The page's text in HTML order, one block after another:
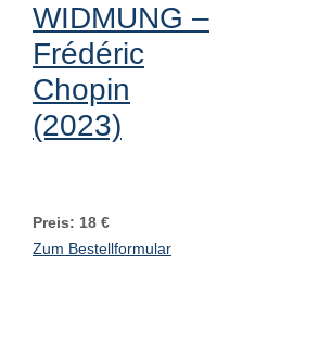
WIDMUNG –
Frédéric
Chopin
(2023)
Preis: 18 €
Zum Bestellformular